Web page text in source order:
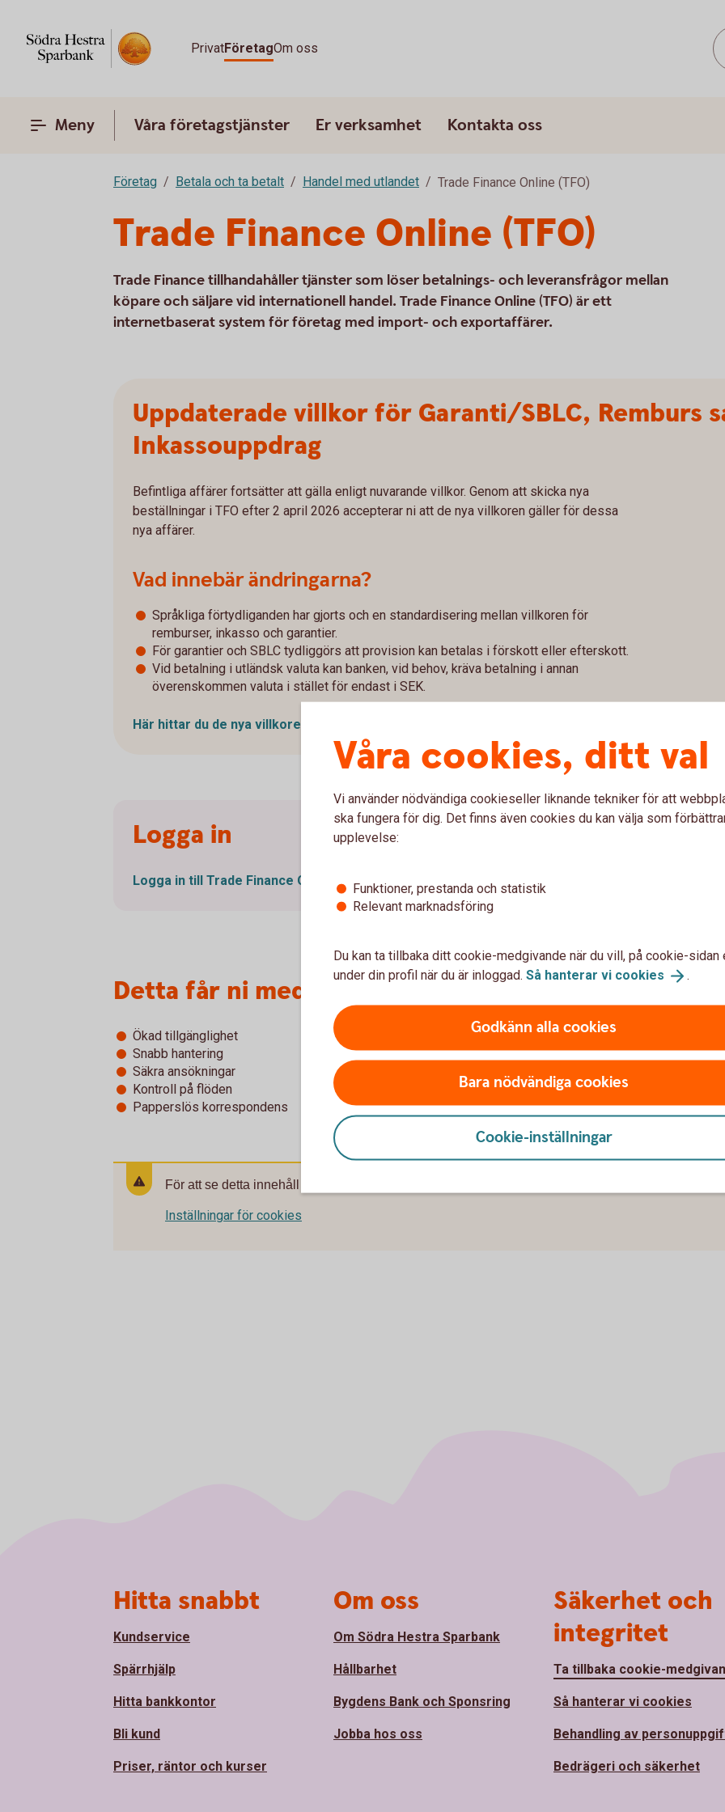
PrivatFöretagOm oss
Meny Våra företagstjänster Er verksamhet Kontakta oss
Företag Betala och ta betalt Handel med utlandet Trade Finance Online (TFO)
Trade Finance Online (TFO)
Trade Finance tillhandahåller tjänster som löser betalnings- och leveransfrågor mellan
köpare och säljare vid internationell handel. Trade Finance Online (TFO) är ett
internetbaserat system för företag med import- och exportaffärer.
Uppdaterade villkor för Garanti/SBLC, Remburs
Inkassouppdrag
Befintliga affärer fortsätter att gälla enligt nuvarande villkor. Genom att skicka nya
beställningar i TFO efter 2 april 2026 accepterar ni att de nya villkoren gäller för dessa
nya affärer.
Vad innebär ändringarna?
Språkliga förtydliganden har gjorts och en standardisering mellan villkoren för
remburser, inkasso och garantier.
För garantier och SBLC tydliggörs att provision kan betalas i förskott eller efterskott.
Vid betalning i utländsk valuta kan banken, vid behov, kräva betalning i annan
överenskommen valuta i stället för endast i SEK.
Här hittar du de nya villkoren
Logga in
Logga in till Trade Finance Online
Detta får ni med Trade Finance Online
Ökad tillgänglighet
Snabb hantering
Säkra ansökningar
Kontroll på flöden
Papperslös korrespondens
För att se detta innehåll behöver du först godkänna cookies för Funktioner, prestanda och statistik.
Inställningar för cookies
Våra cookies, ditt val
Vi använder nödvändiga cookieseller liknande tekniker för att
ska fungera för dig. Det finns även cookies du kan välja som
upplevelse:
Funktioner, prestanda och statistik
Relevant marknadsföring
Du kan ta tillbaka ditt cookie-medgivande när du vill, på cookie-sidan
under din profil när du är inloggad. Så hanterar vi cookies .
Godkänn alla cookies
Bara nödvändiga cookies
Cookie-inställningar
Hitta snabbt
Kundservice
Spärrhjälp
Hitta bankkontor
Bli kund
Priser, räntor och kurser
Om oss
Om Södra Hestra Sparbank
Hållbarhet
Bygdens Bank och Sponsring
Jobba hos oss
Säkerhet och
integritet
Ta tillbaka cookie-
Så hanterar vi cookies
Behandling av
Bedrägeri och säkerhet